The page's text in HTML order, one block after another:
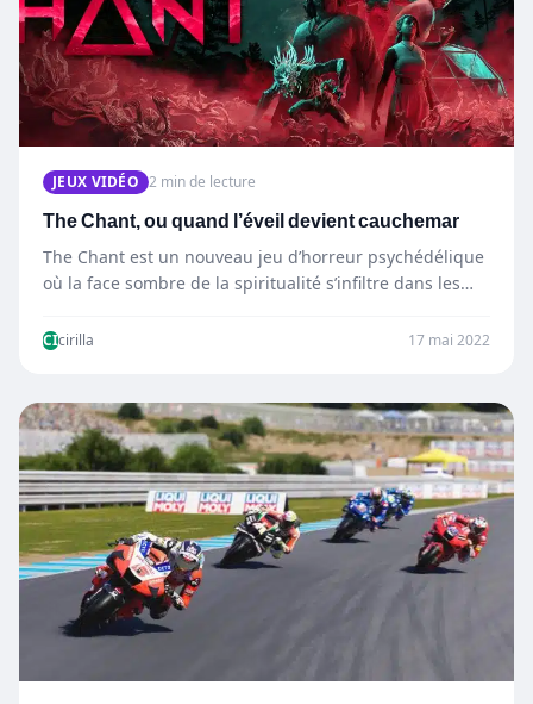
JEUX VIDÉO 2 min de lecture
The Chant, ou quand l’éveil devient cauchemar
The Chant est un nouveau jeu d’horreur psychédélique
où la face sombre de la spiritualité s’infiltre dans les…
CIcirilla 17 mai 2022